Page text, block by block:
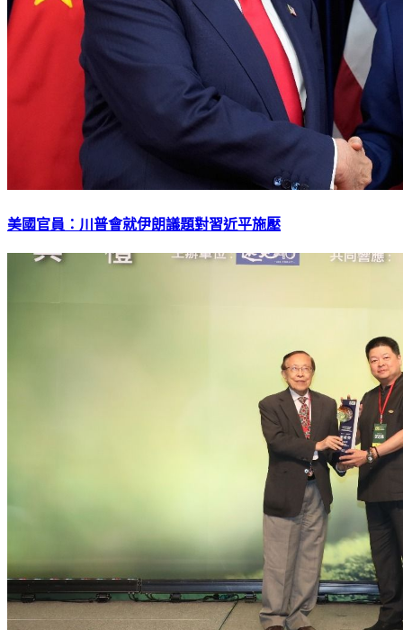
美國官員：川普會就伊朗議題對習近平施壓